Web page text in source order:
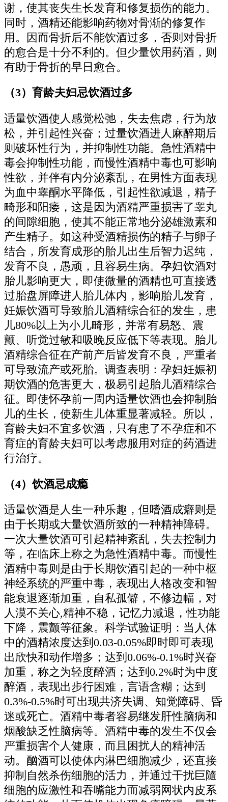
谢，使其丧失生长发育和修复损伤的能力。
同时，酒精还能影响药物对骨渐的修复作
用。因而骨折后不能饮酒过多，否则对骨折
的愈合是十分不利的。但少量饮用药酒，则
有助于骨折的早日愈合。
（3）育龄夫妇忌饮酒过多
适量饮酒使人感觉松弛，失去焦虑，行为放
松，并引起性兴奋；过量饮酒进人麻醉期后
则破坏性行为，并抑制性功能。急性酒精中
毒会抑制性功能，而慢性酒精中毒也可影响
性欲，并伴有内分泌紊乱，在男性方面表现
为血中睾酮水平降低，引起性欲减退，精子
畸形和阳痿，这是因为酒精严重损害了睾丸
的间隙细胞，使其不能正常地分泌雄激素和
产生精子。如这种受酒精损伤的精子与卵子
结合，所发育成形的胎儿出生后智力迟纯，
发育不良，愚顽，且容易生病。孕妇饮酒对
胎儿影响更大，即使微量的酒精也可直接透
过胎盘屏障进人胎儿体内，影响胎儿发育，
妊娠饮酒可导致胎儿酒精综合征的发生，患
儿80%以上为小儿畸形，并常有易怒、震
颤、听觉过敏和吸晚反应低下等表现。胎儿
酒精综合征在产前产后皆发育不良，严重者
可导致流产或死胎。调查表明：孕妇妊娠初
期饮酒的危害更大，极易引起胎儿酒精综合
征。即使怀孕前一周内适量饮酒也会抑制胎
儿的生长，使新生儿体重显著减轻。所以，
育龄夫妇不宜多饮酒，只有患了不孕症和不
育症的育龄夫妇可以考虑服用对症的药酒进
行治疗。
（4）饮酒忌成瘾
适量饮酒是人生一种乐趣，但嗜酒成癖则是
由于长期或大量饮酒所致的一种精神障碍。
一次大量饮酒可引起精神紊乱，失去控制力
等，在临床上称之为急性酒精中毒。而慢性
酒精中毒则是由于长期饮酒引起的一种中枢
神经系统的严重中毒，表现出人格改变和智
能衰退逐渐加重，自私孤僻，不修边幅，对
人漠不关心,精神不稳，记忆力减退，性功能
下降，震颤等征象。科学试验证明：当人体
中的酒精浓度达到0.03-0.05%即时即可表现
出欣快和动作增多；达到0.06%-0.1%时兴奋
加重，称之为轻度醉酒；达到0.2%时为中度
醉酒，表现出步行困难，言语含糊；达到
0.3%-0.5%时可出现共济失调、知觉障碍、昏
迷或死亡。酒精中毒者容易继发肝性脑病和
烟酸缺乏性脑病等。酒精中毒的发生不仅会
严重损害个人健康，而且困扰人的精神活
动。酗酒可以使体内淋巴细胞减少，还直接
抑制自然杀伤细胞的活力，并通过干扰巨隨
细胞的应激性和吞嘴能力而减弱网状内皮系